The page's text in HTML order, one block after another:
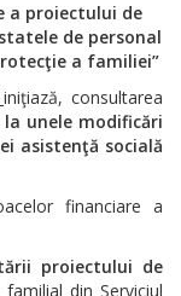
a proiectului de
de personal
a familiei”
iniţiază, consultarea
la unele modificări
asistenţă socială
financiare a
proiectului de
din Serviciul